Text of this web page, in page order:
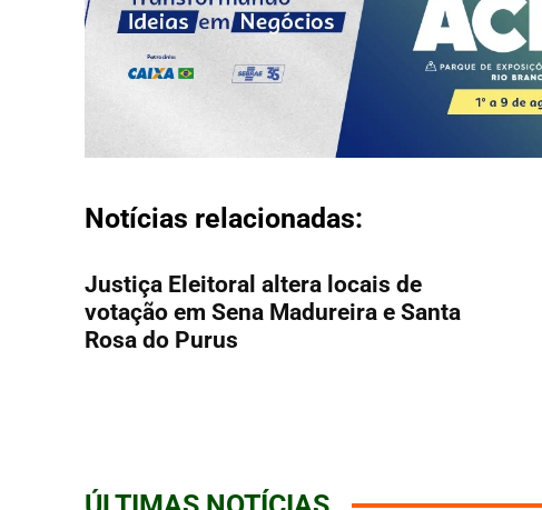
Notícias relacionadas:
Justiça Eleitoral altera locais de
votação em Sena Madureira e Santa
Rosa do Purus